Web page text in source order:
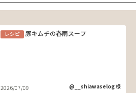
レシピ 豚キムチの春雨スープ
2026/07/09 @__shiawaselog 様